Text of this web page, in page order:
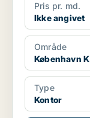
Pris pr. md.
Ikke angivet
Område
København K
Type
Kontor